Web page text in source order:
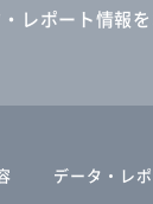
レポート情報
データ・レ